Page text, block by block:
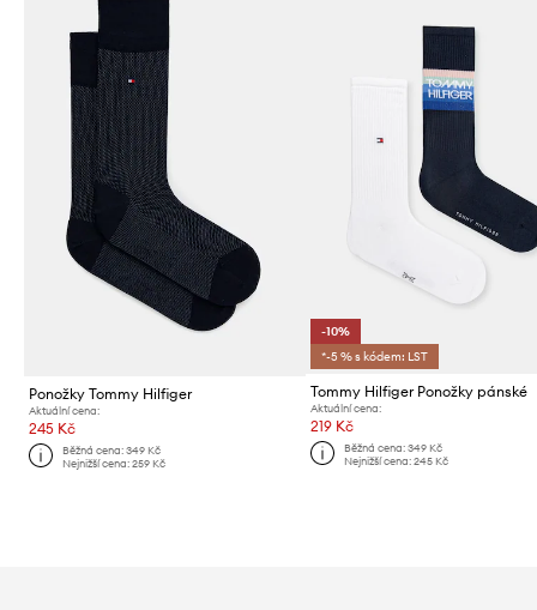
Ponožky Tommy Hilfiger
Aktuální cena:
245 Kč
Běžná cena:349 Kč
Nejnižší cena:259 Kč
-10%
*-5 % s kódem: LST
Tommy Hilfiger Ponožky pánské
Aktuální cena:
219 Kč
Běžná cena: 349 Kč
Nejnižší cena: 245 Kč